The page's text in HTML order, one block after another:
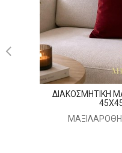
ΔΙΑΚΟΣΜΗΤΙΚΗ